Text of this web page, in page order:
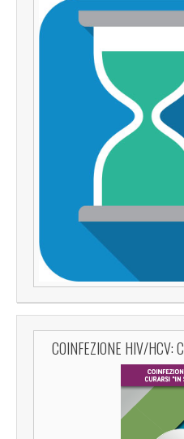
COINFEZIONE HIV/HCV: